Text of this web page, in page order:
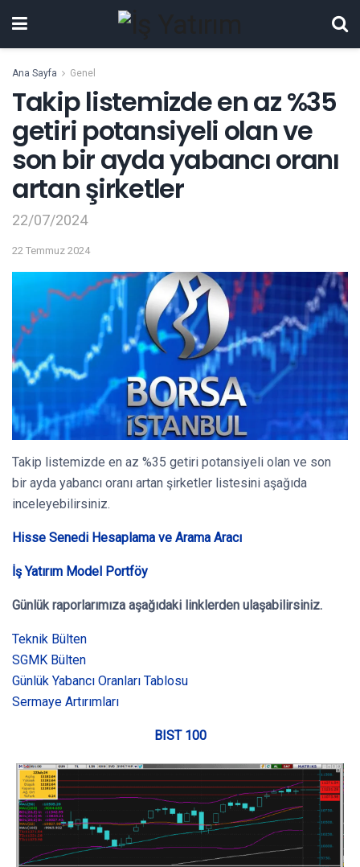
Ana Sayfa Genel
Takip listemizde en az %35
getiri potansiyeli olan ve
son bir ayda yabancı oranı
artan şirketler
22/07/2024
22 Temmuz 2024
Takip listemizde en az %35 getiri potansiyeli olan ve son
bir ayda yabancı oranı artan şirketler listesini aşağıda
inceleyebilirsiniz.
Hisse Senedi Hesaplama ve Arama Aracı
İş Yatırım Model Portföy
Günlük raporlarımıza aşağıdaki linklerden ulaşabilirsiniz.
Teknik Bülten
SGMK Bülten
Günlük Yabancı Oranları Tablosu
Sermaye Artırımları
BIST 100